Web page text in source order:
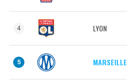
4 LYON
5 MARSEILLE